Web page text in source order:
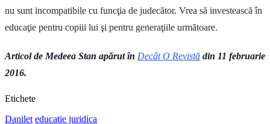
nu sunt incompatibile cu funcţia de judecător. Vrea să investească în
educaţie pentru copiii lui şi pentru generaţiile următoare.
Articol de Medeea Stan apărut în Decât O Revistă din 11 februarie
2016.
Etichete
Danilet educatie juridica